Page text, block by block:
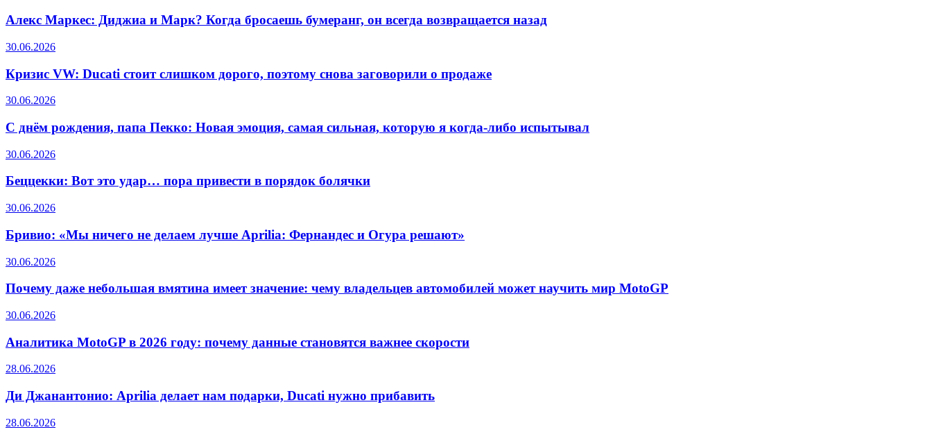
Алекс Маркес: Диджиа и Марк? Когда бросаешь бумеранг, он всегда возвращается назад
30.06.2026
Кризис VW: Ducati стоит слишком дорого, поэтому снова заговорили о продаже
30.06.2026
С днём рождения, папа Пекко: Новая эмоция, самая сильная, которую я когда-либо испытывал
30.06.2026
Беццекки: Вот это удар… пора привести в порядок болячки
30.06.2026
Бривио: «Мы ничего не делаем лучше Aprilia: Фернандес и Огура решают»
30.06.2026
Почему даже небольшая вмятина имеет значение: чему владельцев автомобилей может научить мир MotoGP
30.06.2026
Аналитика MotoGP в 2026 году: почему данные становятся важнее скорости
28.06.2026
Ди Джанантонио: Aprilia делает нам подарки, Ducati нужно прибавить
28.06.2026